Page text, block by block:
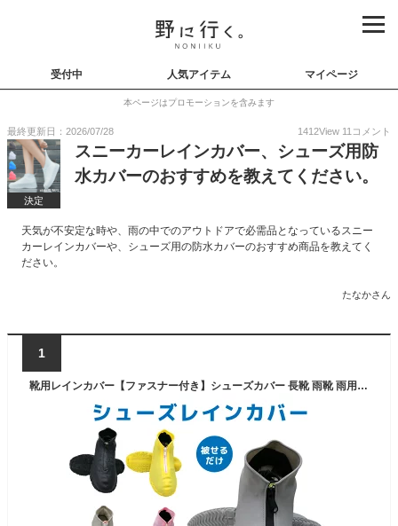
受付中 人気アイテム マイページ
本ページはプロモーションを含みます
最終更新日：2026/07/28 1412View 11 コメント
決定
スニーカーレインカバー、シューズ用防
水カバーのおすすめを教えてください。
天気が不安定な時や、雨の中でのアウトドアで必需品となっているスニー
カーレインカバーや、シューズ用の防水カバーのおすすめ商品を教えてく
ださい。
たなかさん
1
靴用レインカバー【ファスナー付き】シューズカバー 長靴 雨靴 雨用カバー 防水カバー シリコンカバー 防水対策 防水 防泥 防汚 泥はね 雨の日 台風 梅雨 豪雨 洗車 工場 厨房 滑り止め 携帯 持ち歩き コンパクト収納 丈夫 伸縮性 ド